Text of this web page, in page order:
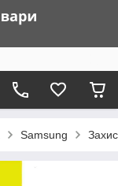
Samsung